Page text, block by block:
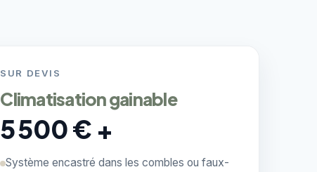
SUR DEVIS
Climatisation gainable
5 500 € +
Système encastré dans les combles ou faux-